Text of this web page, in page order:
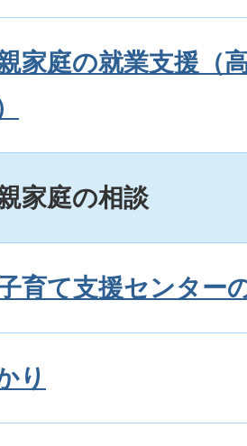
家庭の就業支援（
家庭の相談
育て支援センター
り